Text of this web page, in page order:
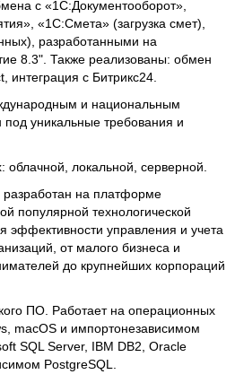
с «1С:Документооборот»,
«1С:Смета» (загрузка смет),
разработанными на
8.3". Также реализованы: обмен
с Битрикс24.
и национальным
уникальные требования и
облачной, локальной, серверной.
на платформе
популярной технологической
управления и учета
от малого бизнеса и
до крупнейших корпораций
ПО. Работает на операционных
macOS и импортонезависимом
SQL Server, IBM DB2, Oracle
PostgreSQL.